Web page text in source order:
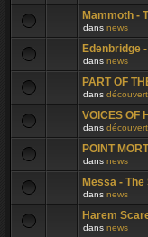
Mammoth -
dans news
Edenbridge
dans news
PART OF
dans
VOICES OF
dans
POINT
dans news
Messa - The
dans news
Harem
dans news